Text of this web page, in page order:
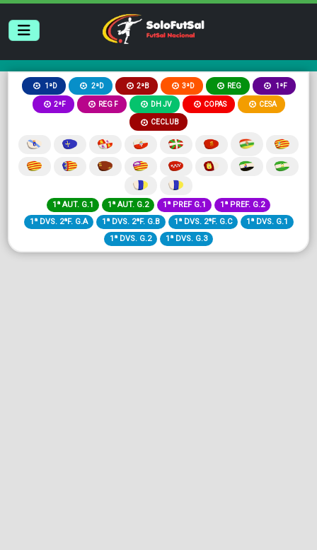
1ªD 2ªD 2ªB 3ªD REG 1ªF
2ªF REG F DH JV COPAS CESA
CECLUB
1ª AUT. G.1 1ª AUT. G.2 1ª PREF G.1
1ª PREF. G.2
1ª DVS. 2ªF. G.A
1ª DVS. 2ªF. G.B 1ª DVS. 2ªF. G.C
1ª DVS. G.1
1ª DVS. G.2
1ª DVS. G.3